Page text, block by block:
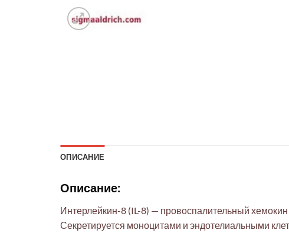
ОПИСАНИЕ
Описание:
Интерлейкин-8 (IL-8) — провоспалительный
Секретируется моноцитами и эндотелиальными